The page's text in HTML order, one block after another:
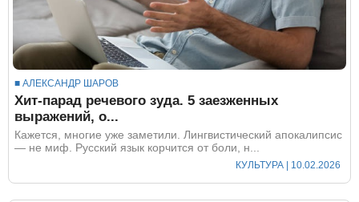
■ АЛЕКСАНДР ШАРОВ
Хит-парад речевого зуда. 5 заезженных
выражений, о...
Кажется, многие уже заметили. Лингвистический апокалипсис
— не миф. Русский язык корчится от боли, н...
КУЛЬТУРА | 10.02.2026